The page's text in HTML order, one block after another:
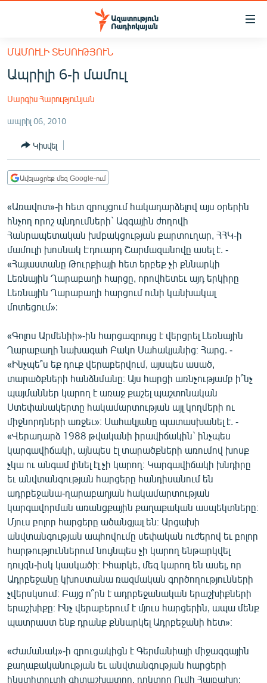
Մատչելիության
հիմնական
բովանդակությանը
հիմնական
մենյուին
ՀԱՅԱՍՏԱՆ
ՔԱՂԱՔԱԿԱՆ
ԸՆՏՐՈՒԹՅՈՒՆՆԵՐ 2026
ԻՐԱՎՈՒՆՔ
ՀԱՍԱՐԱԿՈՒԹՅՈՒՆ
ՂԱՐԱԲԱՂ
ՊԱՏԵՐԱԶՄԻ 6 ՇԱԲԱԹՆԵՐԸ
ՏԱՐԱԾԱՇՐՋԱՆ
ՄԻՋԱԶԳԱՅԻՆ
ՄՇԱԿՈՒՅԹ
ՄԵԿՆԱԲԱՆՈՒԹՅՈՒՆ
ՏՏ ԵՒ ԻՆՏԵՐՆԵՏ
ԿՈՐՈՆԱՎԻՐՈՒՍ
ԱՐԽԻՎ
ՏԵՍԱՆՅՈՒԹԵՐ
ԲԱՆԱՎԵՃ
ՁԳՏԵԼՈՎ ԼԱՎԱԳՈՒՅՆԻՆ
ՓՈԴՔԱՍԹ
Հայերեն
English
Русский
ՀԵՏԵՎԵՔ ՄԵԶ
«Ազատության» բոլոր կայքերը
ՄԱՄՈՒԼԻ ՏԵՍՈՒԹՅՈՒՆ
Ապրիլի 6-ի մամուլ
Սարգիս Հարությունյան
ապրիլ 06, 2010
Կիսվել
Ավելացրեք մեզ Google-ում
«Առավոտ»-ի հետ զրույցում հակադարձելով այս օրերին
հնչող որոշ պնդումների` Ազգային ժողովի
Հանրապետական խմբակցության քարտուղար, ՀՀԿ-ի
մամուլի խոսնակ Էդուարդ Շարմազանովը ասել է. -
«Հայաստանը Թուրքիայի հետ երբեք չի քննարկի
Լեռնային Ղարաբաղի հարցը, որովհետեւ այդ երկիրը
Լեռնային Ղարաբաղի հարցում ունի կանխակալ
մոտեցում»:
«Գոլոս Արմենիի»-ին հարցազրույց է վերցրել Լեռնային
Ղարաբաղի նախագահ Բակո Սահակյանից։ Հարց. -
«Ինչպե՞ս եք դուք վերաբերվում, այսպես ասած,
տարածքների հանձնմանը։ Այս հարցի առնչությամբ ի՞նչ
պայմաններ կարող է առաջ քաշել պաշտոնական
Ստեփանակերտը հակամարտության այլ կողմերի ու
միջնորդների առջեւ»։ Սահակյանը պատասխանել է. -
«Վերադարձ 1988 թվականի իրավիճակին` ինչպես
կարգավիճակի, այնպես էլ տարածքների առումով խոսք
չկա ու անգամ լինել էլ չի կարող։ Կարգավիճակի խնդիրը
եւ անվտանգության հարցերը հանդիսանում են
ադրբեջանա-ղարաբաղյան հակամարտության
կարգավորման առանցքային քաղաքական ասպեկտները։
Մյուս բոլոր հարցերը ածանցյալ են։ Արցախի
անվտանգության ապհովումը սեփական ուժերով եւ բոլոր
հարթություններում նույնպես չի կարող ենթարկվել
դույզն-իսկ կասկածի։ Իհարկե, մեզ կարող են ասել, որ
Ադրբեջանը կխոստանա ռազմական գործողությունների
չվերսկսում։ Բայց ո՞րն է ադրբեջանական երաշխիքների
երաշխիքը։ Ինչ վերաբերում է մյուս հարցերին, ապա մենք
պատրաստ ենք դրանք քննարկել Ադրբեջանի հետ»։
«Ժամանակ»-ի զրուցակիցն է Գերմանիայի միջազգային
քաղաքականության եւ անվտանգության հարցերի
ինստիտուտի գիտաշխատող, դոկտոր Ուվի Հալբախը: